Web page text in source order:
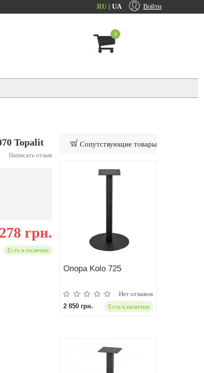
Войти
RU UA
0
Topalit
Написать отзыв
грн.
Есть в наличии
Сопутствующие товары
Опора Kolo 725
Нет отзывов
2 850 грн.
Есть в наличии